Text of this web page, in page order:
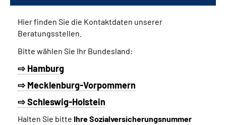
Hier finden Sie die Kontaktdaten unserer
Beratungsstellen.
Bitte wählen Sie Ihr Bundesland:
⇨ Hamburg
⇨ Mecklenburg-Vorpommern
⇨ Schleswig-Holstein
Halten Sie bitte Ihre Sozialversicherungsnummer